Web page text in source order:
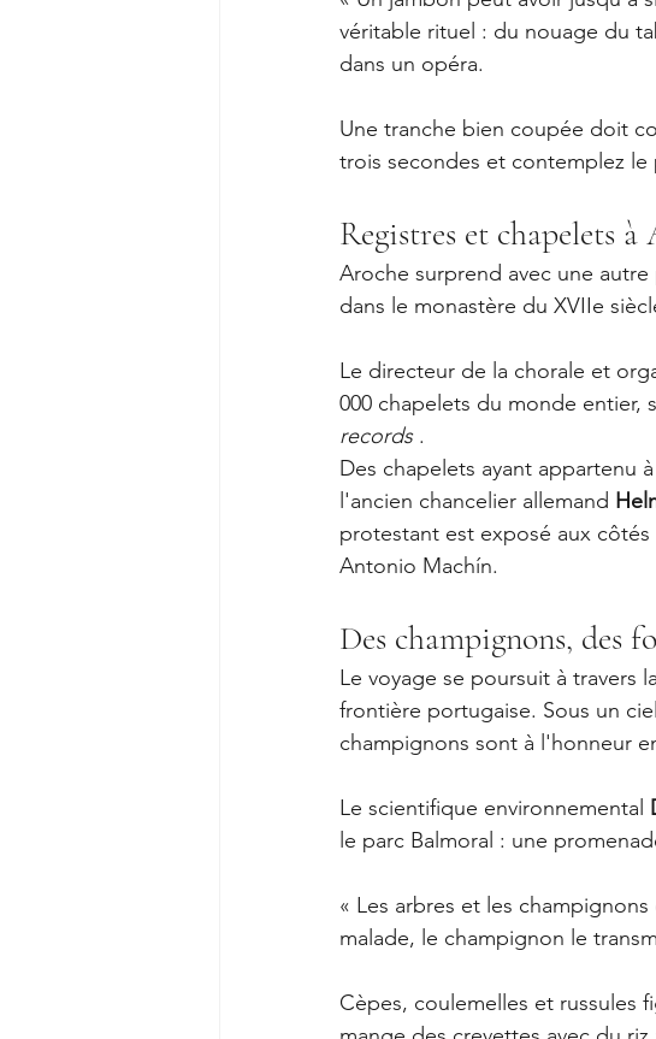
véritable rituel : du nouage du
dans un opéra.
Une tranche bien coupée doit
trois secondes et contemplez le
Registres et chapelets à
Aroche surprend avec une autre
dans le monastère du XVIIe
Le directeur de la chorale et
000 chapelets du monde entier,
records .
Des chapelets ayant appartenu
l'ancien chancelier allemand
protestant est exposé aux
Antonio Machín.
Des champignons, des
Le voyage se poursuit à travers
frontière portugaise. Sous un
champignons sont à l'honneur
Le scientifique environnemental
le parc Balmoral : une
« Les arbres et les
malade, le champignon le
Cèpes, coulemelles et russules